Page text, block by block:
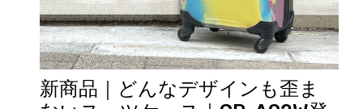
新商品｜どんなデザインも歪ま